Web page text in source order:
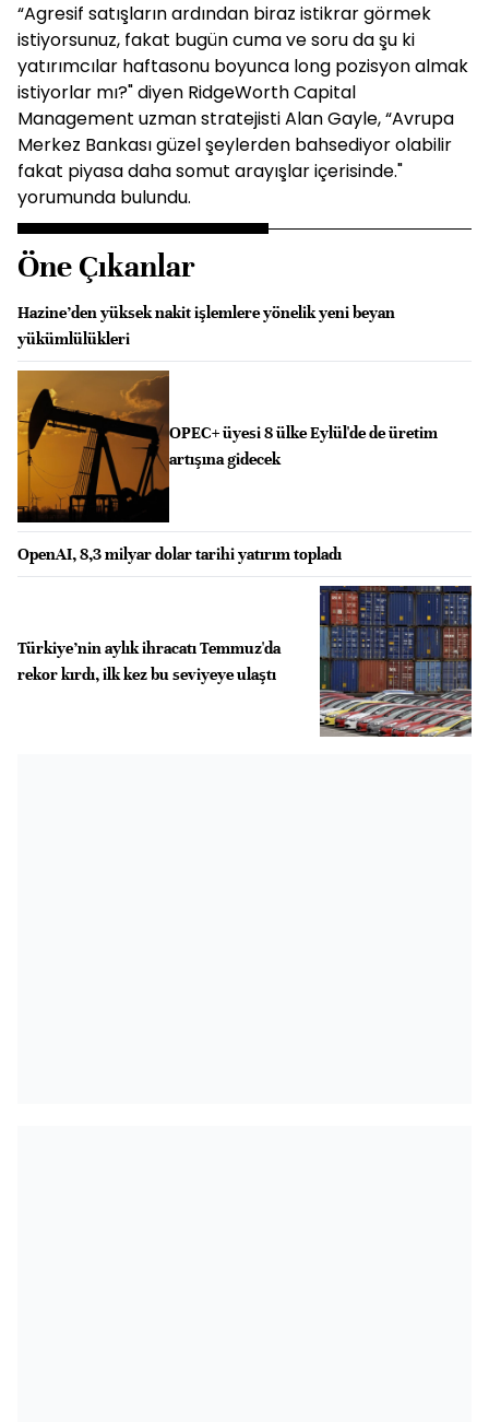
“Agresif satışların ardından biraz istikrar görmek
istiyorsunuz, fakat bugün cuma ve soru da şu ki
yatırımcılar haftasonu boyunca long pozisyon almak
istiyorlar mı?" diyen RidgeWorth Capital
Management uzman stratejisti Alan Gayle, “Avrupa
Merkez Bankası güzel şeylerden bahsediyor olabilir
fakat piyasa daha somut arayışlar içerisinde."
yorumunda bulundu.
Öne Çıkanlar
Hazine’den yüksek nakit işlemlere yönelik yeni beyan
yükümlülükleri
OPEC+ üyesi 8 ülke Eylül'de de üretim
artışına gidecek
OpenAI, 8,3 milyar dolar tarihi yatırım topladı
Türkiye’nin aylık ihracatı Temmuz'da
rekor kırdı, ilk kez bu seviyeye ulaştı